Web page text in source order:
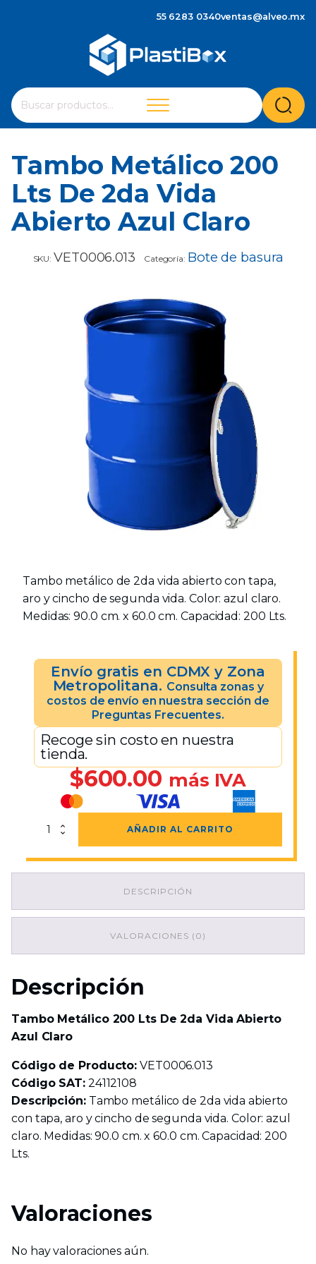
55 6283 0340ventas@alveo.mx
Buscar
por:
Cuando hay resultados autocompletados, puedes
Tambo Metálico 200
Lts De 2da Vida
Abierto Azul Claro
SKU: VET0006.013 Categoría: Bote de basura
Tambo metálico de 2da vida abierto con tapa,
aro y cincho de segunda vida. Color: azul claro.
Medidas: 90.0 cm. x 60.0 cm. Capacidad: 200 Lts.
Envío gratis en CDMX y Zona
Metropolitana. Consulta zonas y
costos de envío en nuestra sección de
Preguntas Frecuentes.
Recoge sin costo en nuestra
tienda.
$600.00 más IVA
Tambo
Abierto
AÑADIR AL CARRITO
DESCRIPCIÓN
VALORACIONES (0)
Descripción
Tambo Metálico 200 Lts De 2da Vida Abierto
Azul Claro
Código de Producto: VET0006.013
Código SAT:24112108
Descripción:Tambo metálico de 2da vida abierto
con tapa, aro y cincho de segunda vida. Color: azul
claro. Medidas: 90.0 cm. x 60.0 cm. Capacidad: 200
Lts.
Valoraciones
No hay valoraciones aún.